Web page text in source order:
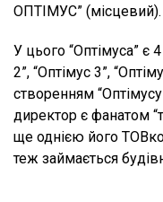
ОПТІМУС” (місцевий).
У цього “Оптімуса” є 4
2”, “Оптімус 3”,
створенням
директор є фанатом
ще однією його
теж займається